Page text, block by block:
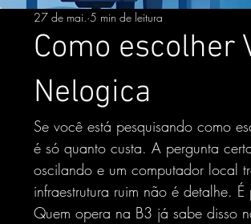
Como escolher
Nelogica
27 de mai. 5 min de leitura
Se você está pesquisando como
é só quanto custa. A pergunta
oscilando e um computador local
infraestrutura ruim não é detalhe. É
Quem opera na B3 já sabe disso